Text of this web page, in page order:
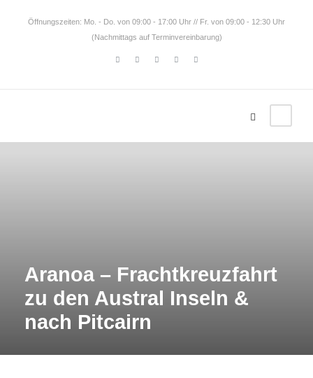
Öffnungszeiten: Mo. - Do. von 09:00 - 17:00 Uhr // Fr. von 09:00 - 12:30 Uhr
(Nachmittags auf Terminvereinbarung)
Aranoa – Frachtkreuzfahrt
zu den Austral Inseln &
nach Pitcairn